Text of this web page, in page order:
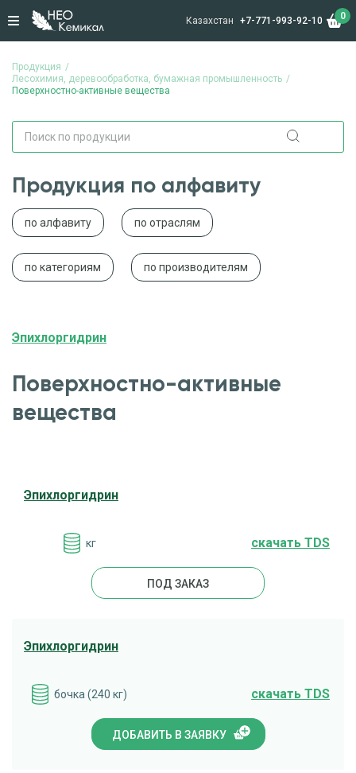
Казахстан +7-771-993-92-10 0
Продукция
Лесохимия, деревообработка, бумажная промышленность
Поверхностно-активные вещества
Продукция по алфавиту
по алфавиту по отраслям
по категориям по производителям
Эпихлоргидрин
Поверхностно-активные
вещества
Эпихлоргидрин
кг cкачать TDS
ПОД ЗАКАЗ
Эпихлоргидрин
бочка (240 кг) cкачать TDS
ДОБАВИТЬ В ЗАЯВКУ